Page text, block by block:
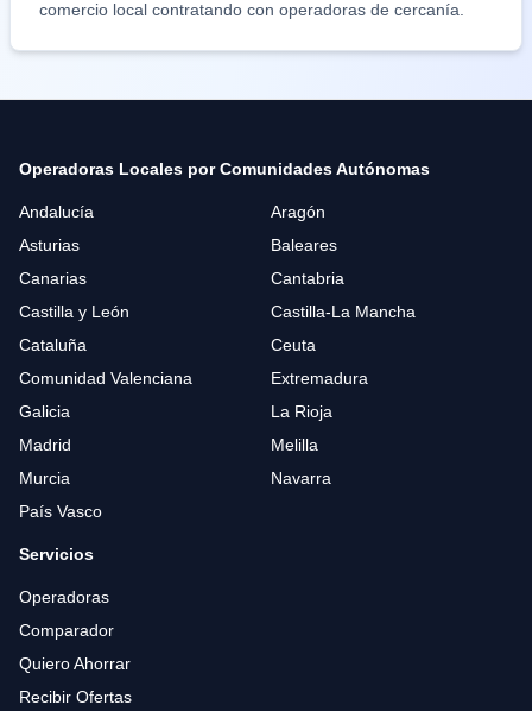
comercio local contratando con operadoras de cercanía.
Operadoras Locales por Comunidades Autónomas
Andalucía
Aragón
Asturias
Baleares
Canarias
Cantabria
Castilla y León
Castilla-La Mancha
Cataluña
Ceuta
Comunidad Valenciana
Extremadura
Galicia
La Rioja
Madrid
Melilla
Murcia
Navarra
País Vasco
Servicios
Operadoras
Comparador
Quiero Ahorrar
Recibir Ofertas